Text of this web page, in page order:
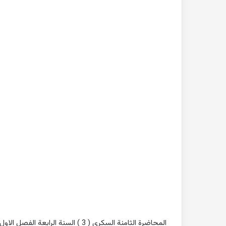
المحاضرة الثامنة السكري ( 3 ) السنة الرابعة الفصل الاول كلية الطب البشري جامعة حماة